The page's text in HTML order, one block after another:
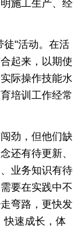
施工生产、经
"活动。在活
起来，以期使
际操作技能水
培训工作经常
劲，但他们缺
还有待更新、
业务知识有待
要在实践中不
弯路，更快发
快速成长，体